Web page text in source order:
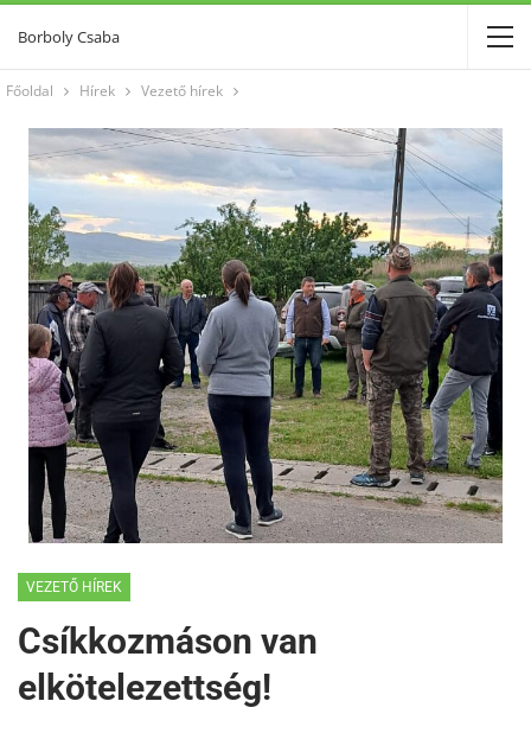
Borboly Csaba
Főoldal Hírek Vezető hírek
VEZETŐ HÍREK
Csíkkozmáson van
elkötelezettség!